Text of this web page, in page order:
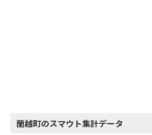
蘭越町のスマウト集計データ